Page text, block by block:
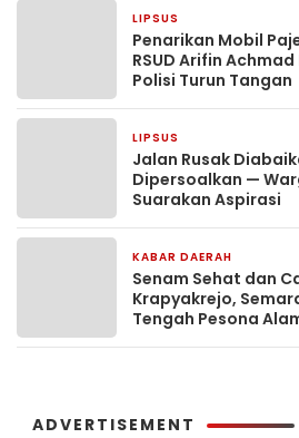
LIPSUS
Penarikan Mobil
RSUD Arifin
Polisi Turun Tangan
LIPSUS
Jalan Rusak
Dipersoalkan —
Suarakan Aspirasi
KABAR DAERAH
Senam Sehat dan
Krapyakrejo,
Tengah Pesona
ADVERTISEMENT